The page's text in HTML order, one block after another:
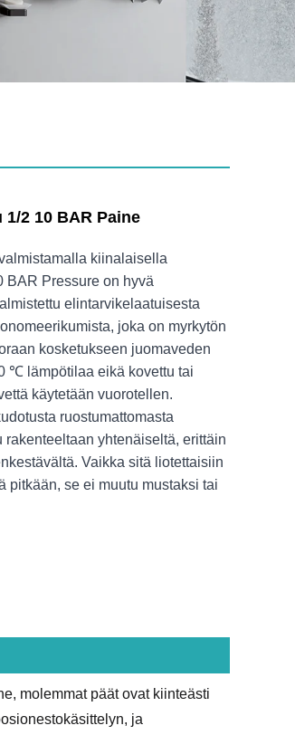
2 10 BAR Paine
kiinalaisella
BAR Pressure on hyvä
elintarvikelaatuisesta
joka on myrkytön
kosketukseen juomaveden
℃ lämpötilaa eikä kovettu tai
käytetään vuorotellen.
ruostumattomasta
yhtenäiseltä, erittäin
Vaikka sitä liotettaisiin
pitkään, se ei muutu mustaksi tai
molemmat päät ovat kiinteästi
ja